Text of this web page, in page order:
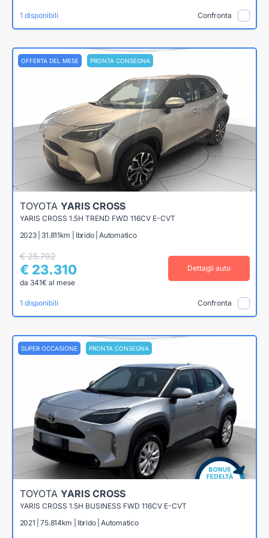
1 disponibili Confronta
OFFERTA DEL MESE PRONTA CONSEGNA
TOYOTA YARIS CROSS
YARIS CROSS 1.5H TREND FWD 116CV E-CVT
2023 | 31.811km | Ibrido | Automatico
€ 25.792
€ 23.310
da 341€ al mese
Dettagli auto
1 disponibili Confronta
SUPER OCCASIONE PRONTA CONSEGNA
TOYOTA YARIS CROSS
YARIS CROSS 1.5H BUSINESS FWD 116CV E-CVT
2021 | 75.814km | Ibrido | Automatico